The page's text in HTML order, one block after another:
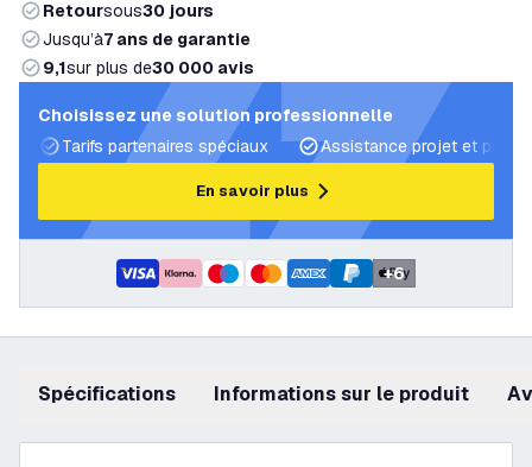
Retoursous30 jours
Jusqu’à7 ans de garantie
9,1sur plus de30 000 avis
Choisissez une solution professionnelle
Tarifs partenaires spéciaux
Assistance projet et plans
En savoir plus
+6
Spécifications Informations sur le produit